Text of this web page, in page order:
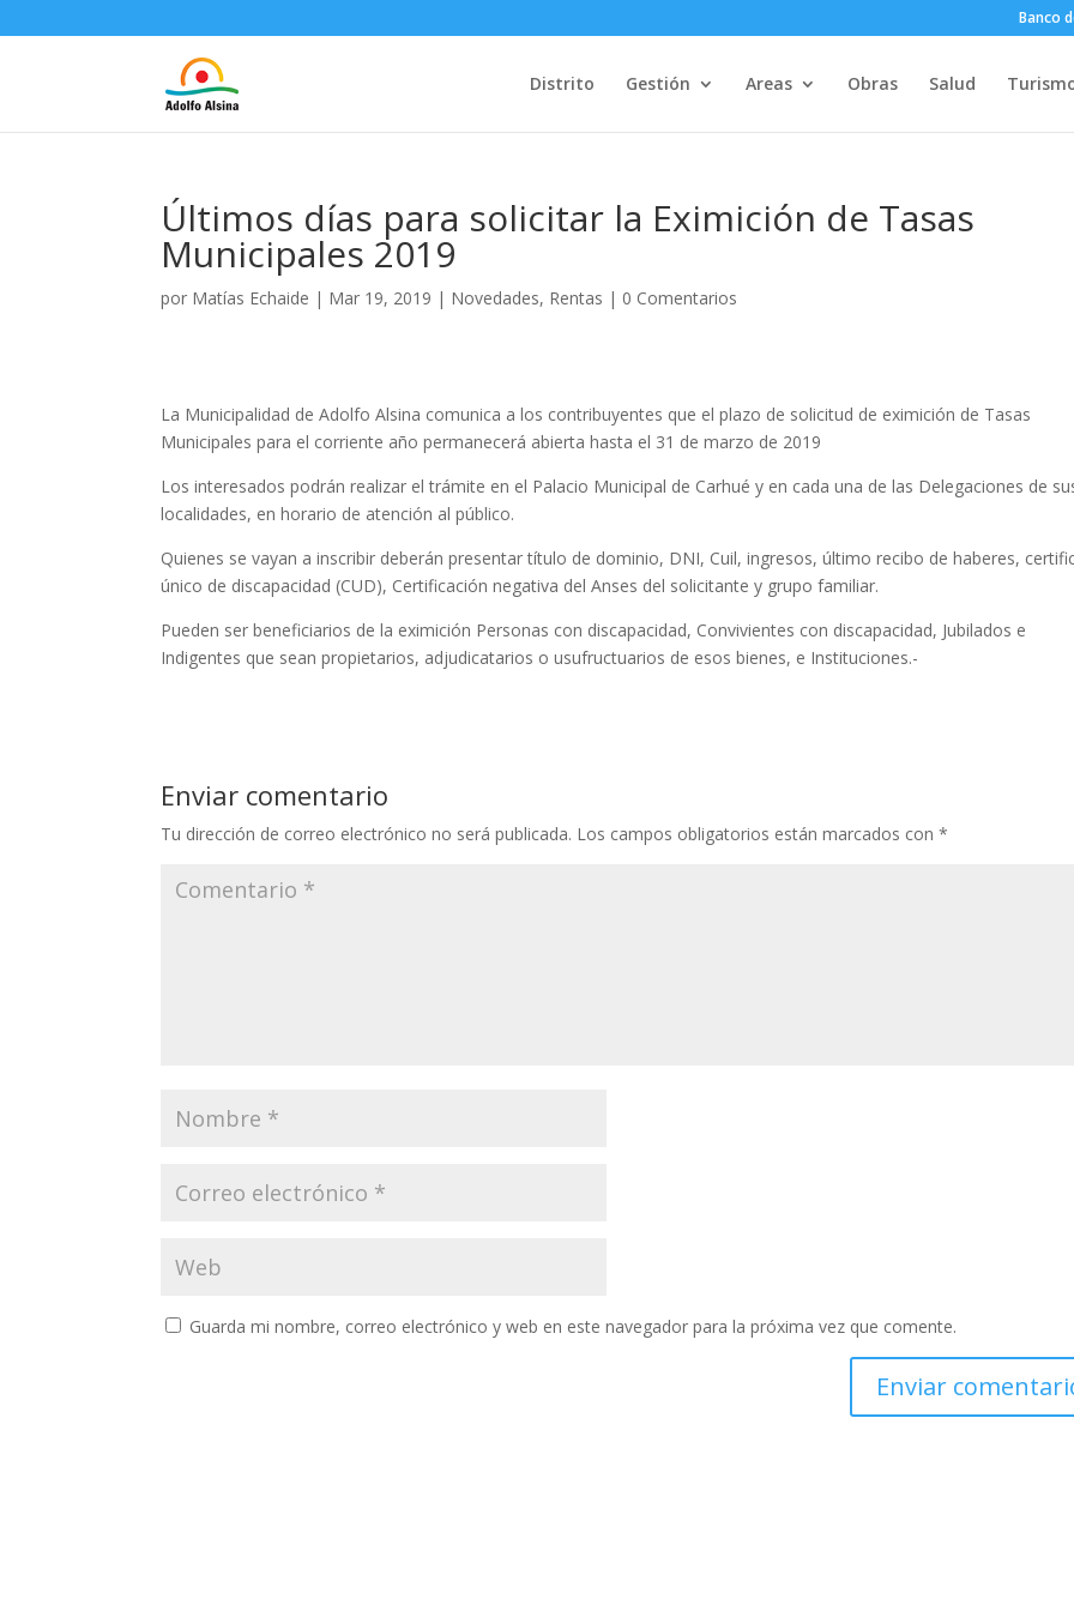
Banco
Distrito Gestión Areas Obras Salud
Últimos días para solicitar la Eximición de Tasas
Municipales 2019
por Matías Echaide | Mar 19, 2019 | Novedades, Rentas | 0 Comentarios
La Municipalidad de Adolfo Alsina comunica a los contribuyentes que el plazo de solicitud de eximición de Tasas
Municipales para el corriente año permanecerá abierta hasta el 31 de marzo de 2019
Los interesados podrán realizar el trámite en el Palacio Municipal de Carhué y en cada una de las Delegaciones de
localidades, en horario de atención al público.
Quienes se vayan a inscribir deberán presentar título de dominio, DNI, Cuil, ingresos, último recibo de haberes,
único de discapacidad (CUD), Certificación negativa del Anses del solicitante y grupo familiar.
Pueden ser beneficiarios de la eximición Personas con discapacidad, Convivientes con discapacidad, Jubilados e
Indigentes que sean propietarios, adjudicatarios o usufructuarios de esos bienes, e Instituciones.-
Enviar comentario
Tu dirección de correo electrónico no será publicada. Los campos obligatorios están marcados con*
Guarda mi nombre, correo electrónico y web en este navegador para la próxima vez que comente.